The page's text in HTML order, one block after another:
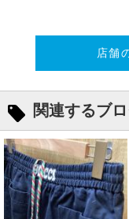
店舗
関連するブ